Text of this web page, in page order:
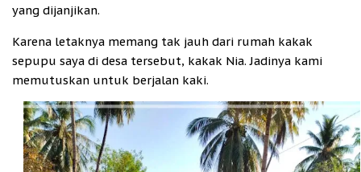
yang dijanjikan.
Karena letaknya memang tak jauh dari rumah kakak
sepupu saya di desa tersebut, kakak Nia. Jadinya kami
memutuskan untuk berjalan kaki.